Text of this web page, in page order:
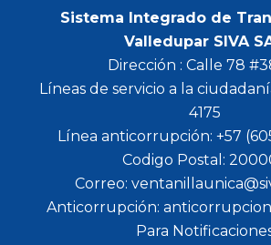
Sistema Integrado de
Valledupar SIVA
Dirección : Calle 78
Líneas de servicio a la
4175
Línea anticorrupción: +57
Codigo Postal:
Correo:
Anticorrupción:
Para